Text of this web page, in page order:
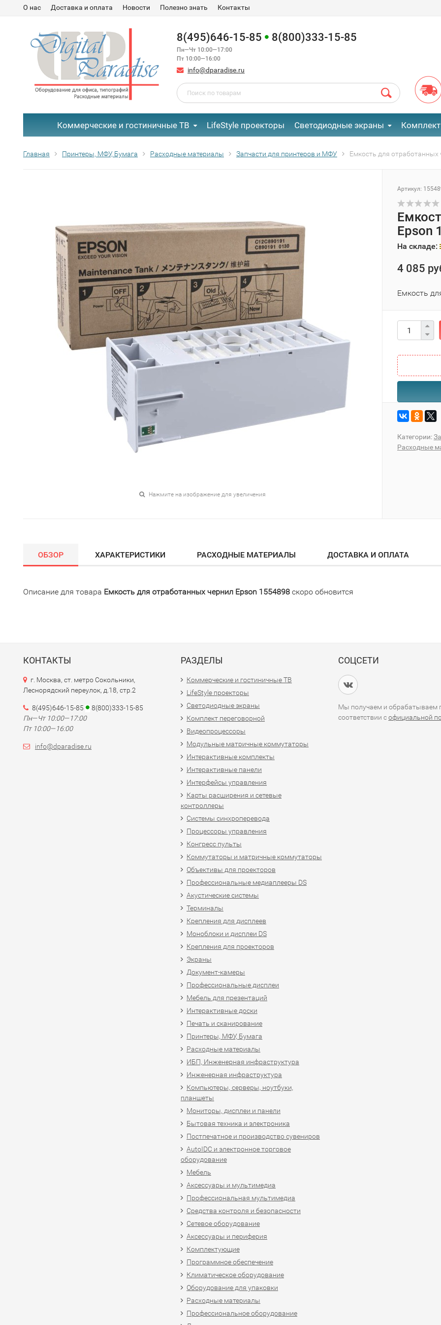
О нас Доставка и оплата Новости Полезно знать Контакты
8(495)646-15-85 8(800)333-15-85
Пн—Чт 10:00—17:00
Пт 10:00—16:00
info@dparadise.ru
Коммерческие и гостиничные ТВ LifeStyle проекторы Светодиодные экраны
Главная Принтеры, МФУ, Бумага Расходные материалы Запчасти для принтеров и МФУ Емкость для отработанных
Нажмите на изображение для увеличения
Артикул:
Epson
На складе:
4 085
Емкость
Категории:
Расходные
ОБЗОР ХАРАКТЕРИСТИКИ РАСХОДНЫЕ МАТЕРИАЛЫ ДОСТАВКА И ОПЛАТА
Описание для товара Емкость для отработанных чернил Epson 1554898 скоро обновится
КОНТАКТЫ
г. Москва, ст. метро Сокольники,
Леснорядский переулок, д.18, стр.2
8(495)646-15-85
8(800)333-15-85
Пн—Чт 10:00—17:00
Пт 10:00—16:00
info@dparadise.ru
РАЗДЕЛЫ
Коммерческие и гостиничные ТВ
LifeStyle проекторы
Светодиодные экраны
Комплект переговорной
Видеопроцессоры
Модульные матричные коммутаторы
Интерактивные комплекты
Интерактивные панели
Интерфейсы управления
Карты расширения и сетевые
контроллеры
Системы синхроперевода
Процессоры управления
Конгресс пульты
Коммутаторы и матричные коммутаторы
Объективы для проекторов
Профессиональные медиаплееры DS
Акустические системы
Терминалы
Крепления для дисплеев
Моноблоки и дисплеи DS
Крепления для проекторов
Экраны
Документ-камеры
Профессиональные дисплеи
Мебель для презентаций
Интерактивные доски
Печать и сканирование
Принтеры, МФУ, Бумага
Расходные материалы
ИБП, Инженерная инфраструктура
Инженерная инфраструктура
Компьютеры, серверы, ноутбуки,
планшеты
Мониторы, дисплеи и панели
Бытовая техника и электроника
Постпечатное и производство сувениров
AutoIDC и электронное торговое
оборудование
Мебель
Аксессуары и мультимедиа
Профессиональная мультимедиа
Средства контроля и безопасности
Сетевое оборудование
Аксессуары и периферия
Комплектующие
Программное обеспечение
Климатическое оборудование
Оборудование для упаковки
Расходные материалы
Профессиональное оборудование
СОЦСЕТИ
Мы получаем и обрабатываем
соответствии софициальной